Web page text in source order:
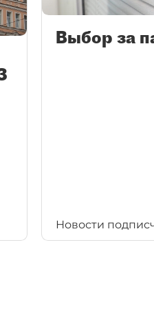
Выбор за
Новости